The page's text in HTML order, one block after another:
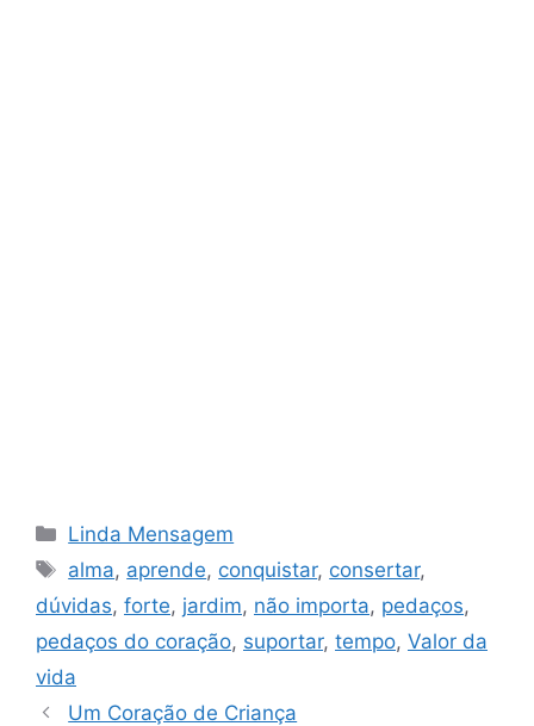
Categorias
Linda Mensagem
Tags
alma, aprende, conquistar, consertar,
dúvidas, forte, jardim, não importa, pedaços,
pedaços do coração, suportar, tempo, Valor da
vida
Um Coração de Criança